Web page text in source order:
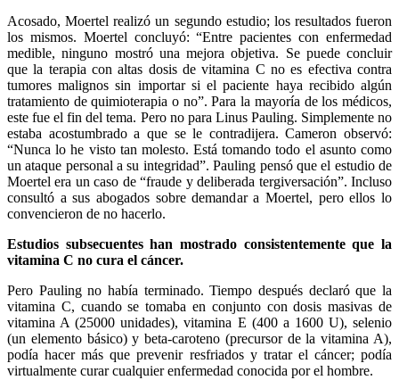
Acosado, Moertel realizó un segundo estudio; los resultados fueron
los mismos. Moertel concluyó: “Entre pacientes con enfermedad
medible, ninguno mostró una mejora objetiva. Se puede concluir
que la terapia con altas dosis de vitamina C no es efectiva contra
tumores malignos sin importar si el paciente haya recibido algún
tratamiento de quimioterapia o no”. Para la mayoría de los médicos,
este fue el fin del tema. Pero no para Linus Pauling. Simplemente no
estaba acostumbrado a que se le contradijera. Cameron observó:
“Nunca lo he visto tan molesto. Está tomando todo el asunto como
un ataque personal a su integridad”. Pauling pensó que el estudio de
Moertel era un caso de “fraude y deliberada tergiversación”. Incluso
consultó a sus abogados sobre demandar a Moertel, pero ellos lo
convencieron de no hacerlo.
Estudios subsecuentes han mostrado consistentemente que la
vitamina C no cura el cáncer.
Pero Pauling no había terminado. Tiempo después declaró que la
vitamina C, cuando se tomaba en conjunto con dosis masivas de
vitamina A (25000 unidades), vitamina E (400 a 1600 U), selenio
(un elemento básico) y beta-caroteno (precursor de la vitamina A),
podía hacer más que prevenir resfriados y tratar el cáncer; podía
virtualmente curar cualquier enfermedad conocida por el hombre.